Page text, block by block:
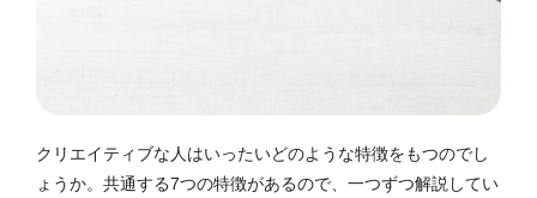
クリエイティブな人はいったいどのような特徴をもつのでし
ょうか。共通する7つの特徴があるので、一つずつ解説してい